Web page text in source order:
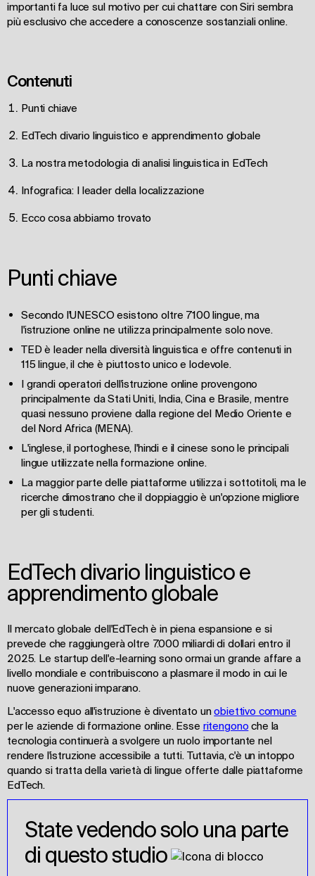
importanti fa luce sul motivo per cui chattare con Siri sembra
più esclusivo che accedere a conoscenze sostanziali online.
Contenuti
Punti chiave
EdTech divario linguistico e apprendimento globale
La nostra metodologia di analisi linguistica in EdTech
Infografica: I leader della localizzazione
Ecco cosa abbiamo trovato
Punti chiave
Secondo l'UNESCO esistono oltre 7100 lingue, ma
l'istruzione online ne utilizza principalmente solo nove.
TED è leader nella diversità linguistica e offre contenuti in
115 lingue, il che è piuttosto unico e lodevole.
I grandi operatori dell'istruzione online provengono
principalmente da Stati Uniti, India, Cina e Brasile, mentre
quasi nessuno proviene dalla regione del Medio Oriente e
del Nord Africa (MENA).
L'inglese, il portoghese, l'hindi e il cinese sono le principali
lingue utilizzate nella formazione online.
La maggior parte delle piattaforme utilizza i sottotitoli, ma le
ricerche dimostrano che il doppiaggio è un'opzione migliore
per gli studenti.
EdTech divario linguistico e
apprendimento globale
Il mercato globale dell'EdTech è in piena espansione e si
prevede che raggiungerà oltre 7.000 miliardi di dollari entro il
2025. Le startup dell'e-learning sono ormai un grande affare a
livello mondiale e contribuiscono a plasmare il modo in cui le
nuove generazioni imparano.
L'accesso equo all'istruzione è diventato unobiettivo comune
per le aziende di formazione online. Esse ritengono che la
tecnologia continuerà a svolgere un ruolo importante nel
rendere l'istruzione accessibile a tutti. Tuttavia, c'è un intoppo
quando si tratta della varietà di lingue offerte dalle piattaforme
EdTech.
State vedendo solo una parte
di questo studio